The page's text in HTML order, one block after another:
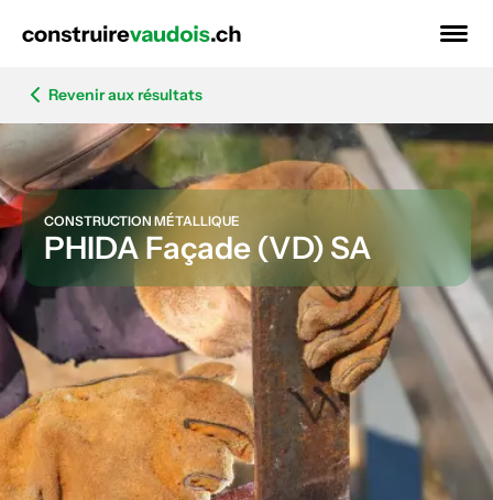
Revenir aux résultats
CONSTRUCTION MÉTALLIQUE
PHIDA Façade (VD) SA